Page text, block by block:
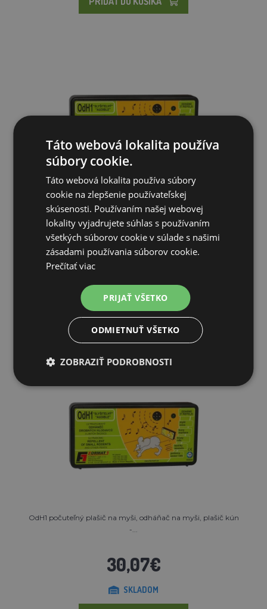
OdH1 počuteľný plašič na myši, odháňač na myši, plašič kún
-...
35,78€
PRIDAŤ DO KOŠÍKA
OdH1 počuteľný plašič na myši, odháňač na myši, plašič kún
-...
30,07€
SKLADOM
Táto webová lokalita používa
súbory cookie.
Táto webová lokalita používa súbory
cookie na zlepšenie používateľskej
skúsenosti. Používaním našej webovej
lokality vyjadrujete súhlas s používaním
všetkých súborov cookie v súlade s našimi
zásadami používania súborov cookie.
Prečítať viac
PRIJAŤ VŠETKO
ODMIETNUŤ VŠETKO
ZOBRAZIŤ PODROBNOSTI